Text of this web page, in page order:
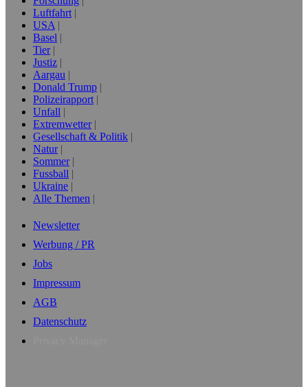
Luftfahrt
USA
Basel
Tier
Justiz
Aargau
Donald Trump
Polizeirapport
Unfall
Extremwetter
Gesellschaft & Politik
Natur
Sommer
Fussball
Ukraine
Alle Themen
Newsletter
Werbung / PR
Jobs
Impressum
AGB
Datenschutz